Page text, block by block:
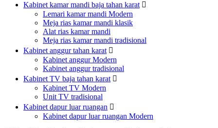
Kabinet kamar mandi baja tahan karat 
Lemari kamar mandi Modern
Meja rias kamar mandi klasik
Alat rias kamar mandi
Meja rias kamar mandi tradisional
Kabinet anggur tahan karat 
Kabinet anggur Modern
Kabinet anggur tradisional
Kabinet TV baja tahan karat 
Kabinet TV Modern
Unit TV tradisional
Kabinet dapur luar ruangan 
Kabinet dapur luar ruangan Modern